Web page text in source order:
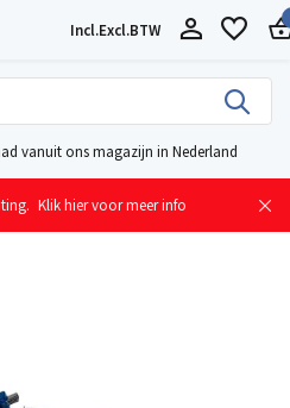
Incl.Excl.BTW
vanuit ons magazijn in Nederland
Klik hier voor meer info